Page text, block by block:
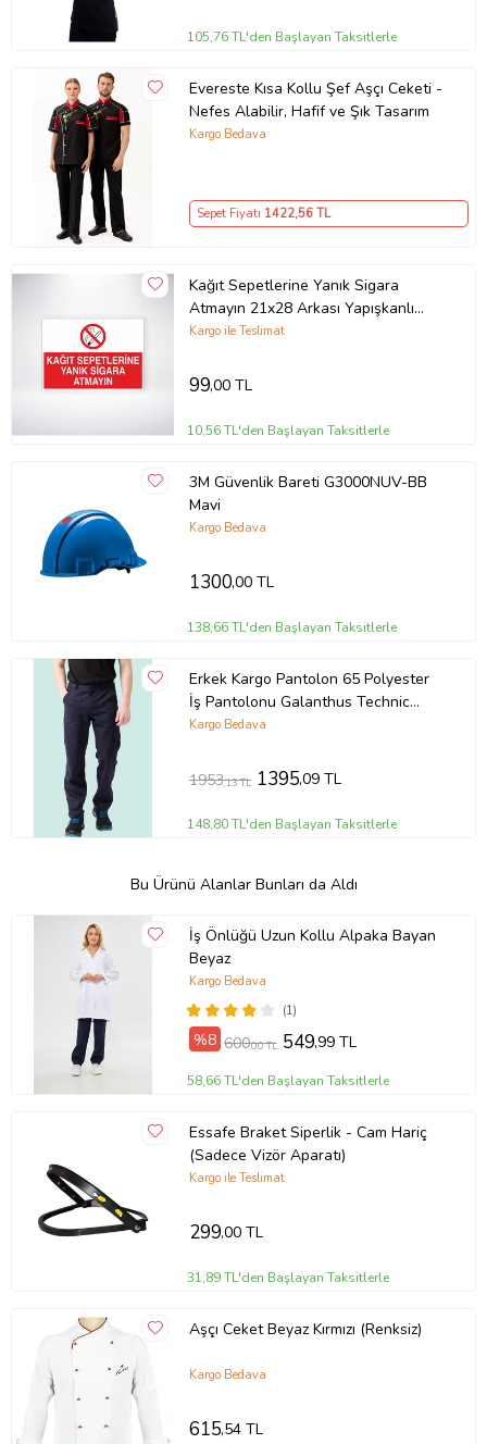
105,76 TL'den Başlayan Taksitlerle
Evereste Kısa Kollu Şef Aşçı Ceketi -
Nefes Alabilir, Hafif ve Şık Tasarım
Kargo Bedava
Sepet Fiyatı 1422,56 TL
Kağıt Sepetlerine Yanık Sigara
Atmayın 21x28 Arkası Yapışkanlı
Levha
Kargo ile Teslimat
99,00 TL
10,56 TL'den Başlayan Taksitlerle
3M Güvenlik Bareti G3000NUV-BB
Mavi
Kargo Bedava
1300,00 TL
138,66 TL'den Başlayan Taksitlerle
Erkek Kargo Pantolon 65 Polyester
İş Pantolonu Galanthus Technic
Cepli Rahat Kalıp (Lacivert)
Kargo Bedava
1953,13 TL 1395,09 TL
148,80 TL'den Başlayan Taksitlerle
Bu Ürünü Alanlar Bunları da Aldı
İş Önlüğü Uzun Kollu Alpaka Bayan
Beyaz
(1)
Kargo Bedava
%8 600,00 TL 549,99 TL
58,66 TL'den Başlayan Taksitlerle
Essafe Braket Siperlik - Cam Hariç
(Sadece Vizör Aparatı)
Kargo ile Teslimat
299,00 TL
31,89 TL'den Başlayan Taksitlerle
Aşçı Ceket Beyaz Kırmızı (Renksiz)
Kargo Bedava
615,54 TL